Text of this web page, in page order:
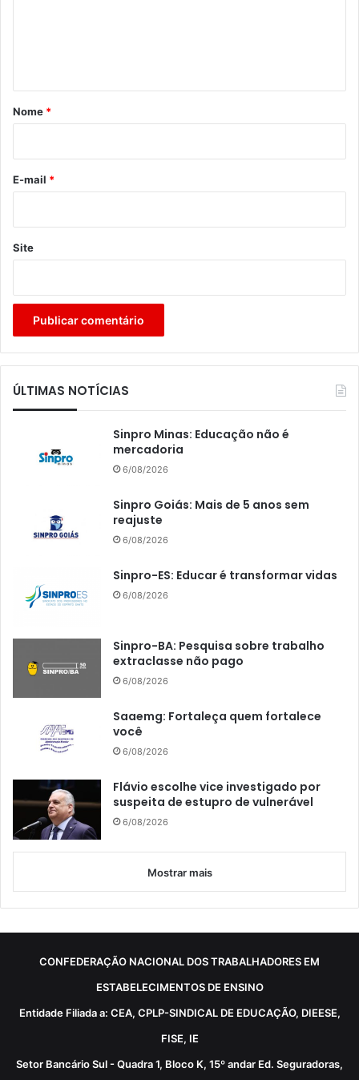
r
*
Nome *
E-mail *
Site
ÚLTIMAS NOTÍCIAS
Sinpro Minas: Educação não é
mercadoria
6/08/2026
Sinpro Goiás: Mais de 5 anos sem
reajuste
6/08/2026
Sinpro-ES: Educar é transformar vidas
6/08/2026
Sinpro-BA: Pesquisa sobre trabalho
extraclasse não pago
6/08/2026
Saaemg: Fortaleça quem fortalece
você
6/08/2026
Flávio escolhe vice investigado por
suspeita de estupro de vulnerável
6/08/2026
Mostrar mais
CONFEDERAÇÃO NACIONAL DOS TRABALHADORES EM
ESTABELECIMENTOS DE ENSINO
Entidade Filiada a: CEA, CPLP-SINDICAL DE EDUCAÇÃO, DIEESE,
FISE, IE
Setor Bancário Sul - Quadra 1, Bloco K, 15º andar Ed. Seguradoras,